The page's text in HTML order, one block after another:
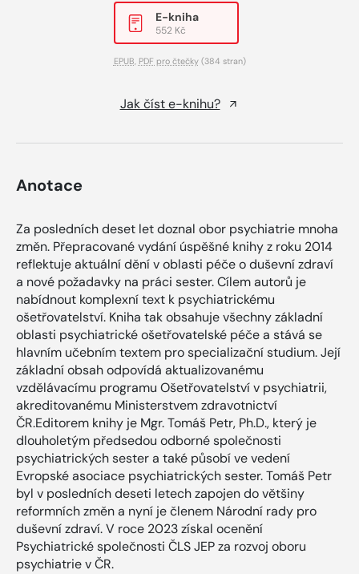
E-kniha
552 Kč
EPUB, PDF pro čtečky(384 stran)
Jak číst e-knihu?
Anotace
Za posledních deset let doznal obor psychiatrie mnoha
změn. Přepracované vydání úspěšné knihy z roku 2014
reflektuje aktuální dění v oblasti péče o duševní zdraví
a nové požadavky na práci sester. Cílem autorů je
nabídnout komplexní text k psychiatrickému
ošetřovatelství. Kniha tak obsahuje všechny základní
oblasti psychiatrické ošetřovatelské péče a stává se
hlavním učebním textem pro specializační studium. Její
základní obsah odpovídá aktualizovanému
vzdělávacímu programu Ošetřovatelství v psychiatrii,
akreditovanému Ministerstvem zdravotnictví
ČR.Editorem knihy je Mgr. Tomáš Petr, Ph.D., který je
dlouholetým předsedou odborné společnosti
psychiatrických sester a také působí ve vedení
Evropské asociace psychiatrických sester. Tomáš Petr
byl v posledních deseti letech zapojen do většiny
reformních změn a nyní je členem Národní rady pro
duševní zdraví. V roce 2023 získal ocenění
Psychiatrické společnosti ČLS JEP za rozvoj oboru
psychiatrie v ČR.